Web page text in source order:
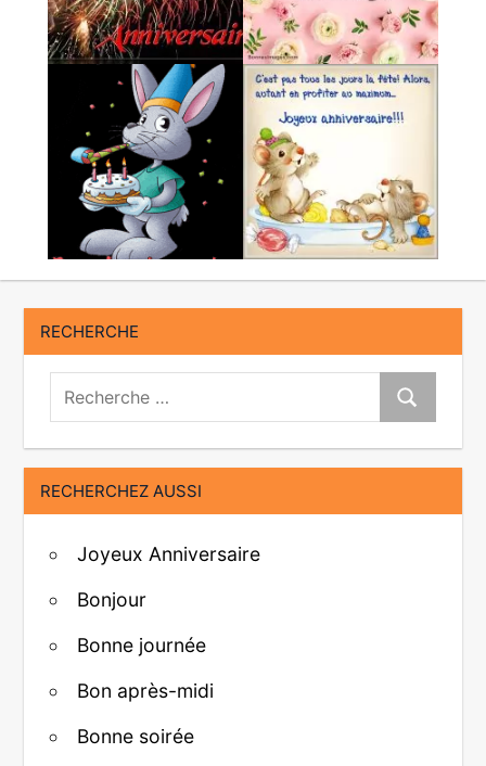
RECHERCHE
Recherche:
Recherche
RECHERCHEZ AUSSI
Joyeux Anniversaire
Bonjour
Bonne journée
Bon après-midi
Bonne soirée